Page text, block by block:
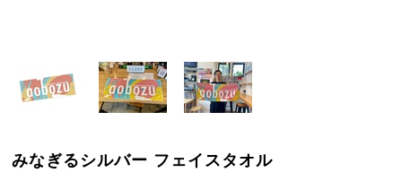
みなぎるシルバー フェイスタオル